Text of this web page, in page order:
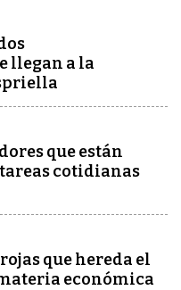
llegan a la
que están
cotidianas
que hereda el
económica